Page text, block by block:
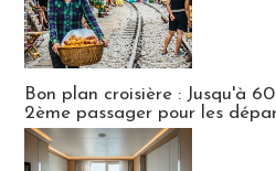
Bon plan croisière : Jusqu'à
2ème passager pour les